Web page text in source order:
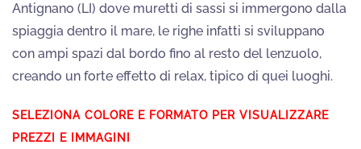
Antignano (LI) dove muretti di sassi si immergono dalla
spiaggia dentro il mare, le righe infatti si sviluppano
con ampi spazi dal bordo fino al resto del lenzuolo,
creando un forte effetto di relax, tipico di quei luoghi.